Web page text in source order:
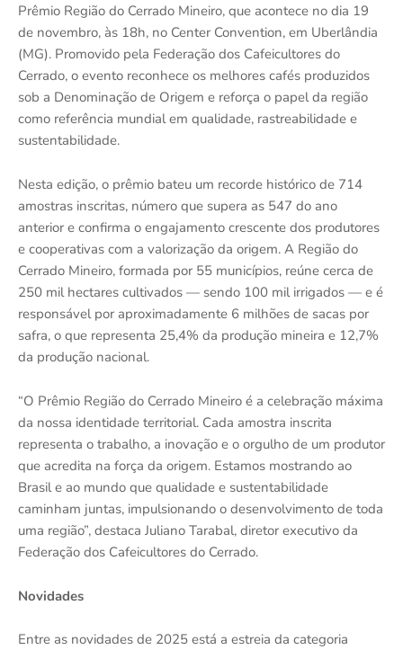
Prêmio Região do Cerrado Mineiro, que acontece no dia 19
de novembro, às 18h, no Center Convention, em Uberlândia
(MG). Promovido pela Federação dos Cafeicultores do
Cerrado, o evento reconhece os melhores cafés produzidos
sob a Denominação de Origem e reforça o papel da região
como referência mundial em qualidade, rastreabilidade e
sustentabilidade.
Nesta edição, o prêmio bateu um recorde histórico de 714
amostras inscritas, número que supera as 547 do ano
anterior e confirma o engajamento crescente dos produtores
e cooperativas com a valorização da origem. A Região do
Cerrado Mineiro, formada por 55 municípios, reúne cerca de
250 mil hectares cultivados — sendo 100 mil irrigados — e é
responsável por aproximadamente 6 milhões de sacas por
safra, o que representa 25,4% da produção mineira e 12,7%
da produção nacional.
“O Prêmio Região do Cerrado Mineiro é a celebração máxima
da nossa identidade territorial. Cada amostra inscrita
representa o trabalho, a inovação e o orgulho de um produtor
que acredita na força da origem. Estamos mostrando ao
Brasil e ao mundo que qualidade e sustentabilidade
caminham juntas, impulsionando o desenvolvimento de toda
uma região”, destaca Juliano Tarabal, diretor executivo da
Federação dos Cafeicultores do Cerrado.
Novidades
Entre as novidades de 2025 está a estreia da categoria